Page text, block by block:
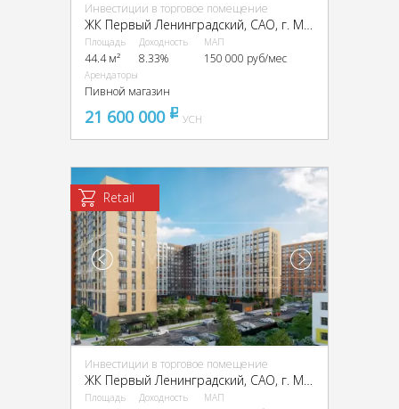
Инвестиции в торговое помещение
ЖК Первый Ленинградский, CАО, г. Москва, Ленинградское ш., 228к2
Площадь
44.4 м²
Доходность
8.33%
МАП
150 000 руб/мес
Арендаторы
Пивной магазин
21 600 000 pуб
УСН
Retail
Инвестиции в торговое помещение
Площадь Доходность МАП